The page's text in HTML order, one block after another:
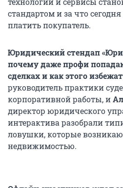
стандартом и за что
платить покупатель.
Юридический стендап
почему даже профи
сделках и как этого
руководитель практики
корпоративной работы, и
директор юридического
интерактива разобрали
ловушки, которые
недвижимостью.